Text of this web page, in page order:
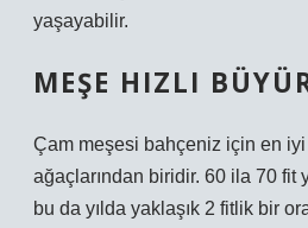
yaşayabilir.
MEŞE HIZLI
Çam meşesi bahçeniz için en iyi
ağaçlarından biridir. 60 ila 70 fit
bu da yılda yaklaşık 2 fitlik bir